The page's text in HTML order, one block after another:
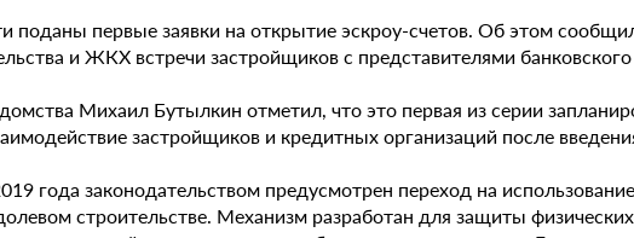
поданы первые заявки на открытие эскроу-счетов. Об этом
и ЖКХ встречи застройщиков с представителями
Михаил Бутылкин отметил, что это первая из серии
застройщиков и кредитных организаций после
года законодательством предусмотрен переход на
строительстве. Механизм разработан для защиты